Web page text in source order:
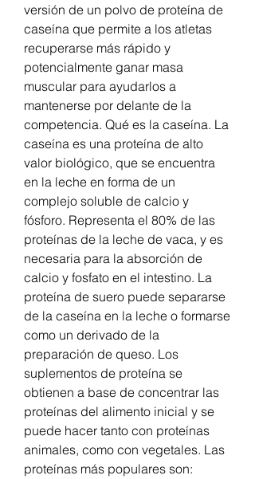
versión de un polvo de proteína de
caseína que permite a los atletas
recuperarse más rápido y
potencialmente ganar masa
muscular para ayudarlos a
mantenerse por delante de la
competencia. Qué es la caseína. La
caseína es una proteína de alto
valor biológico, que se encuentra
en la leche en forma de un
complejo soluble de calcio y
fósforo. Representa el 80% de las
proteínas de la leche de vaca, y es
necesaria para la absorción de
calcio y fosfato en el intestino. La
proteína de suero puede separarse
de la caseína en la leche o formarse
como un derivado de la
preparación de queso. Los
suplementos de proteína se
obtienen a base de concentrar las
proteínas del alimento inicial y se
puede hacer tanto con proteínas
animales, como con vegetales. Las
proteínas más populares son: